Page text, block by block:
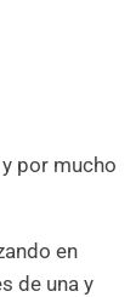
y por mucho
en
de una y